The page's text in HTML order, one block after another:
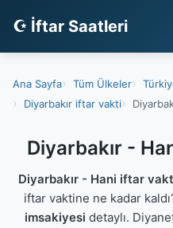
☪ İftar Saatleri
Ana Sayfa Tüm Ülkeler
Diyarbakır iftar vakti
Diyarbakır -
Diyarbakır - Hani iftar
iftar vaktine ne kadar
imsakiyesi detaylı.